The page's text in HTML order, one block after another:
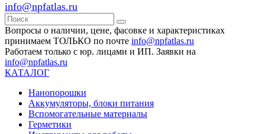
info@npfatlas.ru
Вопросы о наличии, цене, фасовке и характеристиках
принимаем ТОЛЬКО по почте info@npfatlas.ru
Работаем только с юр. лицами и ИП. Заявки на
info@npfatlas.ru
КАТАЛОГ
Нанопорошки
Аккумуляторы, блоки питания
Вспомогательные материалы
Герметики